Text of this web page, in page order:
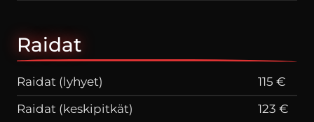
Raidat
Raidat (lyhyet)
115 €
Raidat (keskipitkät)
123 €